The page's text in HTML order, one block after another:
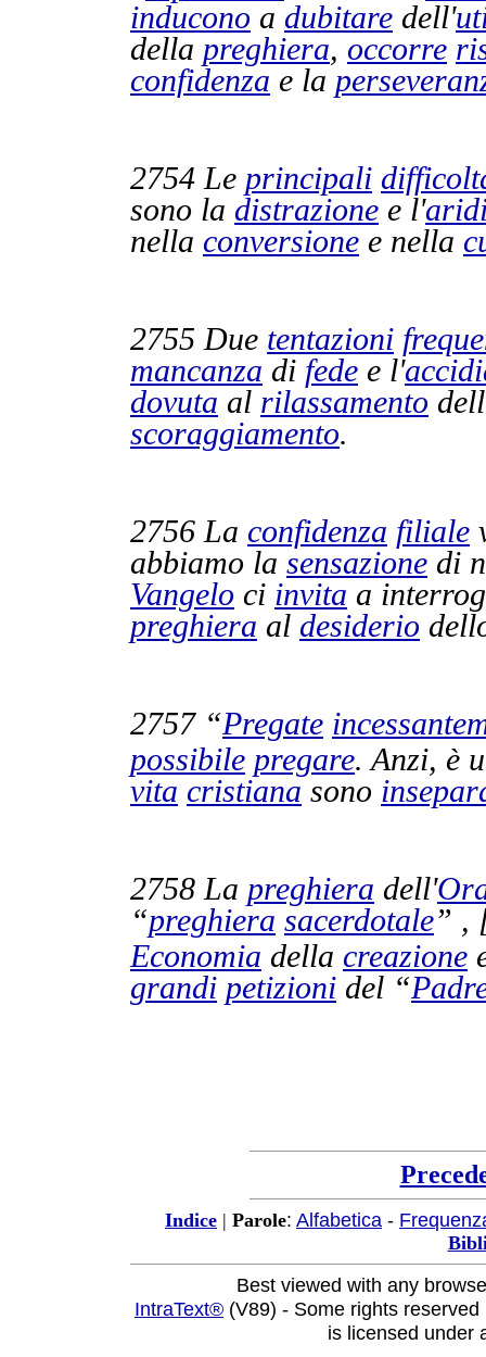
inducono a dubitare dell'
della preghiera, occorre
confidenza e la
2754 Le principali
sono la distrazione e l'
nella conversione e nella
2755 Due tentazioni
mancanza di fede e l'
dovuta al rilassamento
scoraggiamento.
2756 La confidenza filiale
abbiamo la sensazione di
Vangelo ci invita a
preghiera al desiderio
2757“Pregate
possibile pregare. Anzi, è
vita cristiana sono
2758 La preghiera dell'
“preghiera sacerdotale” ,
Economia della creazione
grandi petizioni del “
Indice | Parole: Alfabetica -
Best viewed with any
IntraText® (V89) - Some rights
is licensed under